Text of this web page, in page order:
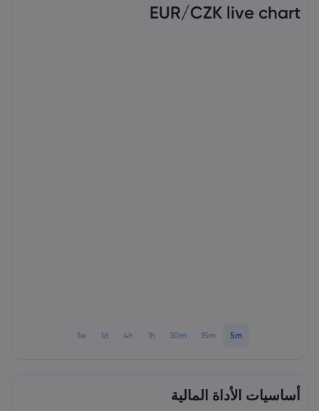
EUR/CZK live chart
5m
15m
30m
1h
4h
1d
1w
أساسيات الأداة المالية